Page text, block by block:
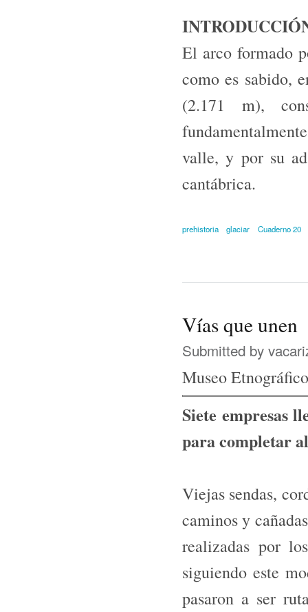
El arco formado
como es sabido,
(2.171 m),
valle, y por su
cantábrica.
prehistoria glaciar Cuaderno 20
Vías que unen
Submitted by
Museo
Siete empresas
para completar
Viejas sendas,
caminos y
realizadas por
siguiendo este
pasaron a ser